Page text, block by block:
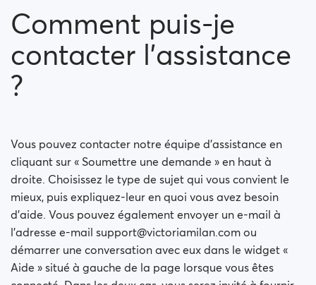
Pourquoi dois-je soumettre mon adresse e-mail à la
procédure de vérification pour pouvoir m’inscrire ?
Comment puis-je contacter l’assistance ?
Comment puis-je
contacter l’assistance
?
Vous pouvez contacter notre équipe d’assistance en
cliquant sur « Soumettre une demande » en haut à
droite. Choisissez le type de sujet qui vous convient le
mieux, puis expliquez-leur en quoi vous avez besoin
d’aide. Vous pouvez également envoyer un e-mail à
l’adresse e-mail support@victoriamilan.com ou
démarrer une conversation avec eux dans le widget «
Aide » situé à gauche de la page lorsque vous êtes